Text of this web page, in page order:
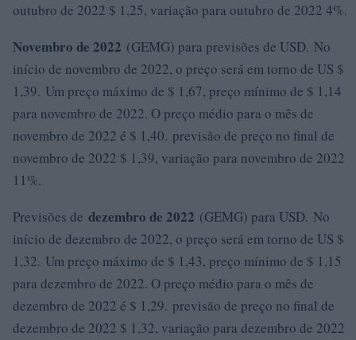
outubro de 2022 $ 1,25, variação para outubro de 2022 4%.
Novembro de 2022 (GEMG) para previsões de USD. No
início de novembro de 2022, o preço será em torno de US $
1,39. Um preço máximo de $ 1,67, preço mínimo de $ 1,14
para novembro de 2022. O preço médio para o mês de
novembro de 2022 é $ 1,40. previsão de preço no final de
novembro de 2022 $ 1,39, variação para novembro de 2022
11%.
Previsões de dezembro de 2022 (GEMG) para USD. No
início de dezembro de 2022, o preço será em torno de US $
1,32. Um preço máximo de $ 1,43, preço mínimo de $ 1,15
para dezembro de 2022. O preço médio para o mês de
dezembro de 2022 é $ 1,29. previsão de preço no final de
dezembro de 2022 $ 1,32, variação para dezembro de 2022